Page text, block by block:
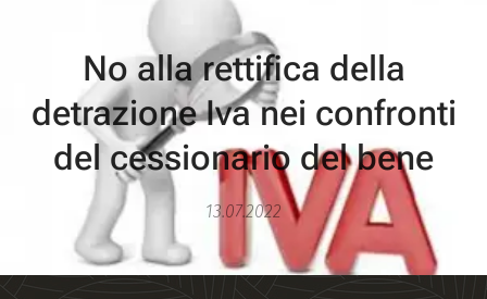
No alla rettifica della
detrazione Iva nei confronti
del cessionario del bene
13.07.2022